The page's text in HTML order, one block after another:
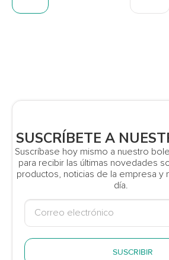
SUSCRÍBETE A
Suscríbase hoy mismo a nuestro
para recibir las últimas novedades
productos, noticias de la empresa y
día.
SUSCRIBIR